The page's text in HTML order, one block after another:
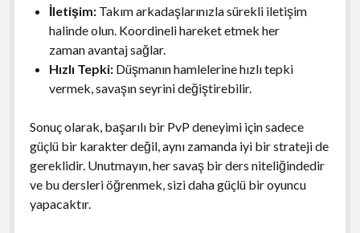
İletişim:Takım arkadaşlarınızla sürekli iletişim
halinde olun. Koordineli hareket etmek her
zaman avantaj sağlar.
Hızlı Tepki:Düşmanın hamlelerine hızlı tepki
vermek, savaşın seyrini değiştirebilir.
Sonuç olarak, başarılı bir PvP deneyimi için sadece
güçlü bir karakter değil, aynı zamanda iyi bir strateji de
gereklidir. Unutmayın, her savaş bir ders niteliğindedir
ve bu dersleri öğrenmek, sizi daha güçlü bir oyuncu
yapacaktır.